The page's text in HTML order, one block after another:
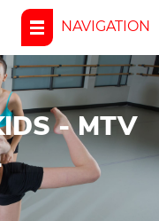
NAVIGATION
- MTV